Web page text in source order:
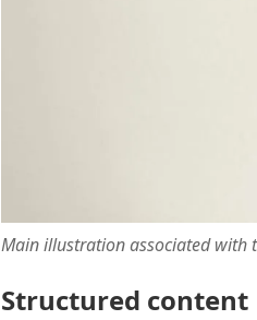
Main illustration associated with
Structured content